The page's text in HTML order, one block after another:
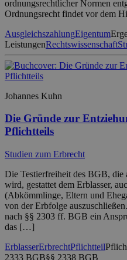
ordnungsrechtlicher Normen
Ordnungsrecht findet vor dem
AusgleichszahlungEigentum
LeistungenRechtswissenschaft
Johannes Kuhn
Die Gründe zur
Pflichtteils
Studien zum Erbrecht
Die Testierfreiheit des BGB,
wird, gestattet dem Erblasser,
(Abkömmlinge, Eltern und
von der Erbfolge
nach §§ 2303 ff. BGB ein
das […]
ErblasserErbrechtPflichtteil
2333 BGB§§ 2338 BGB